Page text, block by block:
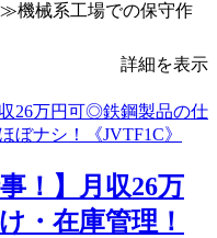
機械系工場での保守作
詳細を表示
！】月収26万
・在庫管理！